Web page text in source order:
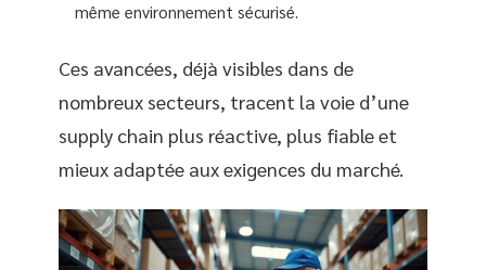
même environnement sécurisé.
Ces avancées, déjà visibles dans de
nombreux secteurs, tracent la voie d’une
supply chain plus réactive, plus fiable et
mieux adaptée aux exigences du marché.